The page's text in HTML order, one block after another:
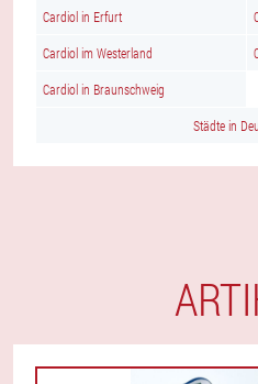
Cardiol in Erfurt
Cardiol im Westerland
Cardiol in Braunschweig
Städte in